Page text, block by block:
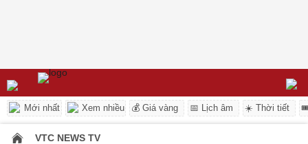
Mới nhất Xem nhiều 💰 Giá vàng 📅 Lịch âm ☀️ Thời tiết
VTC NEWS TV